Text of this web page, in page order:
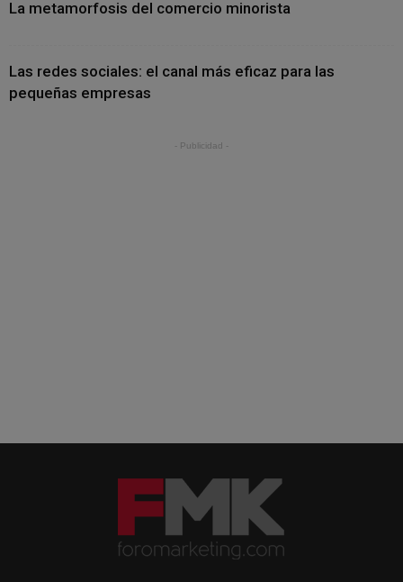
La metamorfosis del comercio minorista
Las redes sociales: el canal más eficaz para las
pequeñas empresas
- Publicidad -